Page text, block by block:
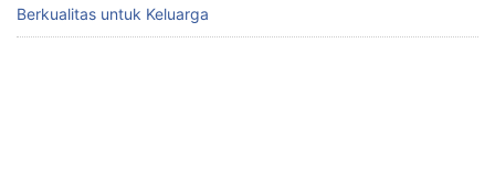
Berkualitas untuk Keluarga